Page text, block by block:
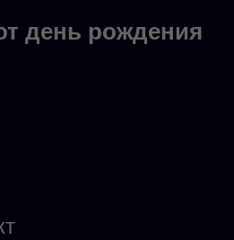
день рождения